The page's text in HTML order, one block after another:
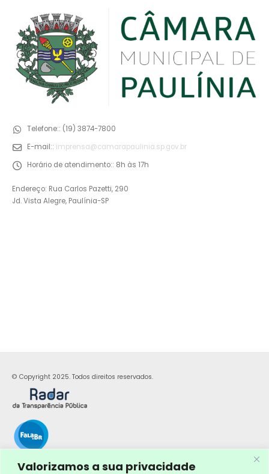
Valorizamos a sua privacidade
Telefone:: (19) 3874-7800
E-mail:: imprensa@camarapaulinia.sp.gov.br
Horário de atendimento:: 8h às 17h
Endereço: Rua Carlos Pazetti, 290
Jd. Vista Alegre, Paulínia-SP
© Copyright 2025. Todos direitos reservados.